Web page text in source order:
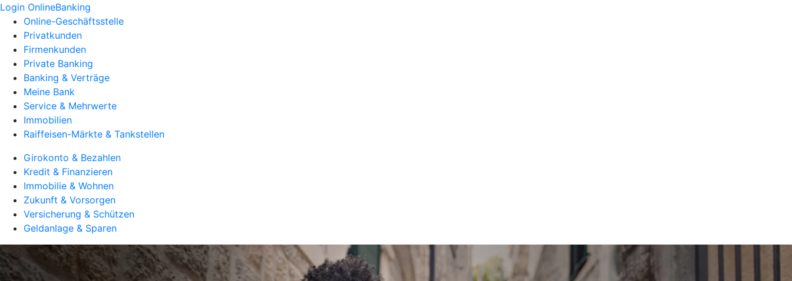
Login OnlineBanking
Online-Geschäftsstelle
Privatkunden
Firmenkunden
Private Banking
Banking & Verträge
Meine Bank
Service & Mehrwerte
Immobilien
Raiffeisen-Märkte & Tankstellen
Girokonto & Bezahlen
Kredit & Finanzieren
Immobilie & Wohnen
Zukunft & Vorsorgen
Versicherung & Schützen
Geldanlage & Sparen